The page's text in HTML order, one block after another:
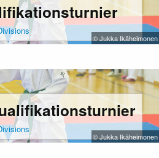
© Jukka Ikäheimonen
© Jukka Ikäheimonen